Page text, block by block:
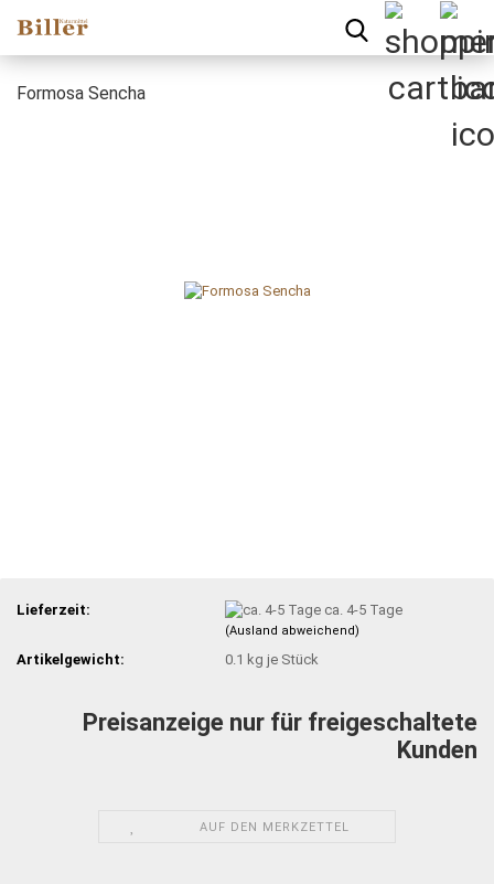
Formosa Sencha
Lieferzeit: ca. 4-5 Tage
(Ausland abweichend)
Artikelgewicht: 0.1 kg je Stück
Preisanzeige nur für freigeschaltete
Kunden
AUF DEN MERKZETTEL